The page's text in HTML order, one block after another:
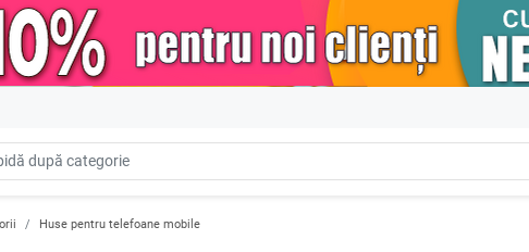
Huse pentru telefoane mobile